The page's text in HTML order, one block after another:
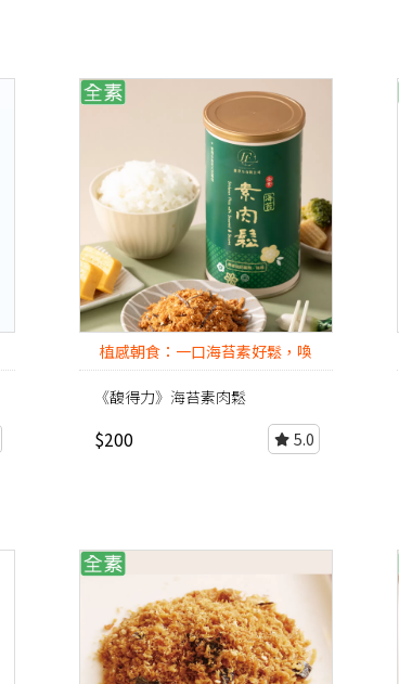
植感朝食：一口海苔素好鬆，喚
醒整天的純淨活力
《馥得力》海苔素肉鬆
$200 5.0